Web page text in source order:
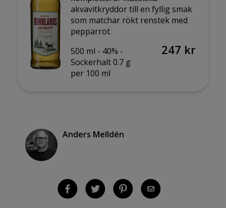
akvavitkryddor till en fyllig smak
som matchar rökt renstek med
pepparrot.
500 ml - 40% -
Sockerhalt 0.7 g
per 100 ml
247 kr
Anders Melldén